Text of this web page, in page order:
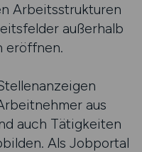
Arbeitsstrukturen
außerhalb
eröffnen.
aus
auch Tätigkeiten
Als Jobportal